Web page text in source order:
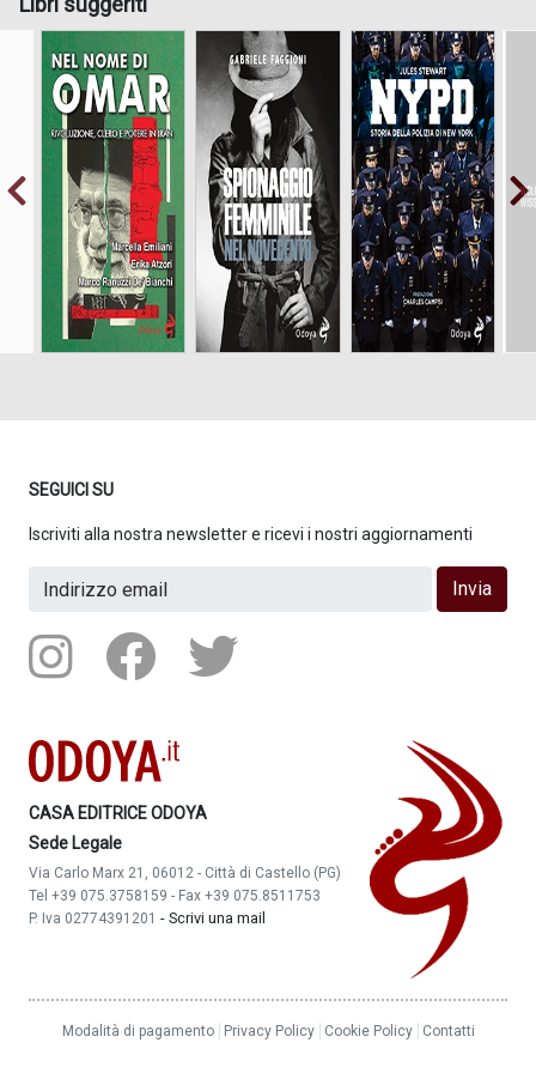
Rivoluzione, clero
e potere in Iran
Storia della Polizia
di New York
SEGUICI SU
Iscriviti alla nostra newsletter e ricevi i nostri aggiornamenti
Invia
CASA EDITRICE ODOYA
Sede Legale
Via Carlo Marx 21, 06012 - Città di Castello (PG)
Tel +39 075.3758159 - Fax +39 075.8511753
P. Iva 02774391201 - Scrivi una mail
Modalità di pagamento Privacy Policy Cookie Policy Contatti